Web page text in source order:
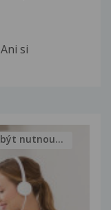
si
nutnou...